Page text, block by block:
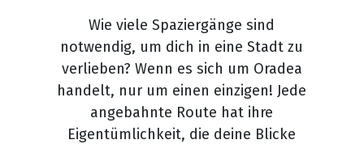
Wie viele Spaziergänge sind
notwendig, um dich in eine Stadt zu
verlieben? Wenn es sich um Oradea
handelt, nur um einen einzigen! Jede
angebahnte Route hat ihre
Eigentümlichkeit, die deine Blicke